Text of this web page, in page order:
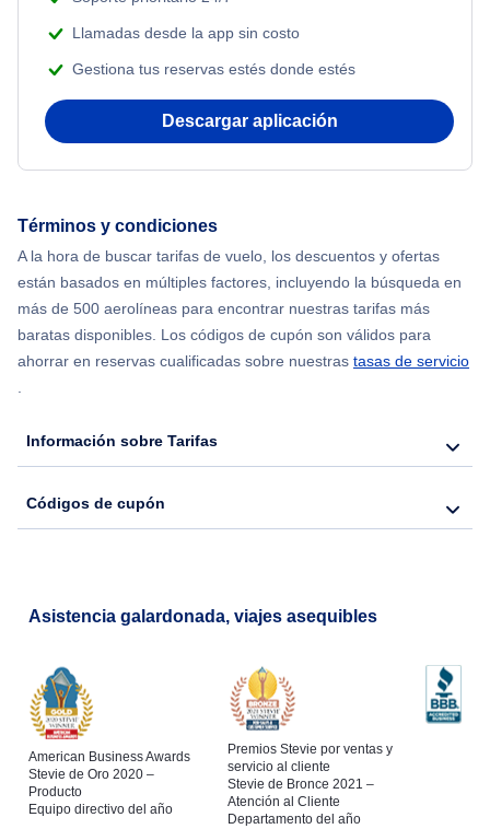
Flights from Nueva York to Atenas
Flights from Shanghai to Nueva York
Flights from Delhi to Nueva York
Flights from Chicago to Delhi
Flights from Nueva York to Seúl
Flights from Nueva York to Barcelona
Beach Vacations
Llamadas desde la app sin costo
Gestiona tus reservas estés donde estés
Descargar aplicación
Términos y condiciones
A la hora de buscar tarifas de vuelo, los descuentos y ofertas
están basados en múltiples factores, incluyendo la búsqueda en
más de 500 aerolíneas para encontrar nuestras tarifas más
baratas disponibles. Los códigos de cupón son válidos para
ahorrar en reservas cualificadas sobre nuestras tasas de servicio
.
Información sobre Tarifas
Códigos de cupón
Asistencia galardonada, viajes asequibles
American Business Awards
Stevie de Oro 2020 –
Producto
Equipo directivo del año
Premios Stevie por ventas y
servicio al cliente
Stevie de Bronce 2021 –
Atención al Cliente
Departamento del año